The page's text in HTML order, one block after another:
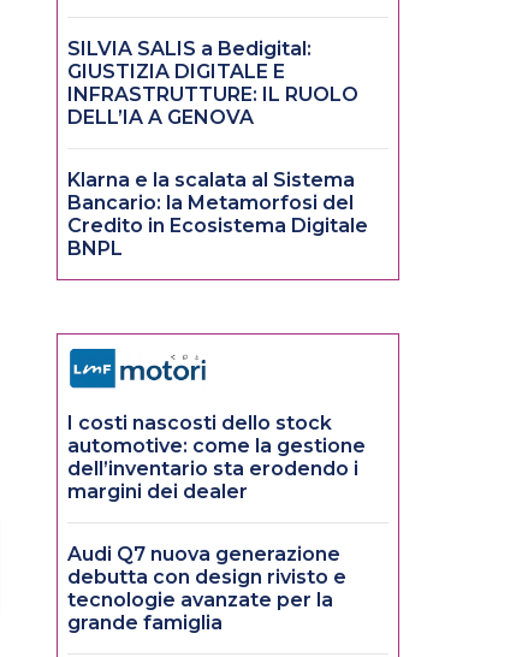
SILVIA SALIS a Bedigital:
GIUSTIZIA DIGITALE E
INFRASTRUTTURE: IL RUOLO
DELL’IA A GENOVA
Klarna e la scalata al Sistema
Bancario: la Metamorfosi del
Credito in Ecosistema Digitale
BNPL
I costi nascosti dello stock
automotive: come la gestione
dell’inventario sta erodendo i
margini dei dealer
Audi Q7 nuova generazione
debutta con design rivisto e
tecnologie avanzate per la
grande famiglia